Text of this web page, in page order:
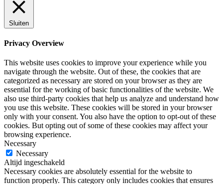
Sluiten
Privacy Overview
This website uses cookies to improve your experience while you
navigate through the website. Out of these, the cookies that are
categorized as necessary are stored on your browser as they are
essential for the working of basic functionalities of the website. We
also use third-party cookies that help us analyze and understand how
you use this website. These cookies will be stored in your browser
only with your consent. You also have the option to opt-out of these
cookies. But opting out of some of these cookies may affect your
browsing experience.
Necessary
Necessary
Altijd ingeschakeld
Necessary cookies are absolutely essential for the website to
function properly. This category only includes cookies that ensures